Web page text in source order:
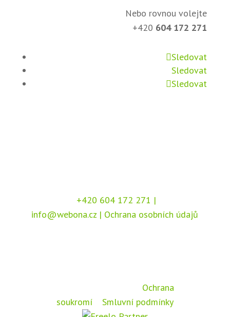
Nebo rovnou volejte
+420 604 172 271
Sledovat
Sledovat
Sledovat
+420 604 172 271 |
info@webona.cz | Ochrana osobních údajů
Ochrana
soukromía Smluvní podmínky